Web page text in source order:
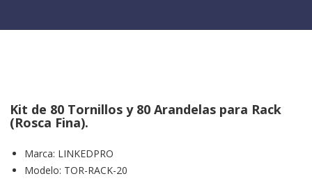
Kit de 80 Tornillos y 80 Arandelas para Rack
(Rosca Fina).
Marca: LINKEDPRO
Modelo: TOR-RACK-20